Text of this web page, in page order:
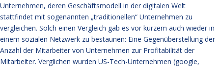
Unternehmen, deren Geschäftsmodell in der digitalen Welt
stattfindet mit sogenannten „traditionellen“ Unternehmen zu
vergleichen. Solch einen Vergleich gab es vor kurzem auch wieder in
einem sozialen Netzwerk zu bestaunen: Eine Gegenüberstellung der
Anzahl der Mitarbeiter von Unternehmen zur Profitabilität der
Mitarbeiter. Verglichen wurden US-Tech-Unternehmen (google,